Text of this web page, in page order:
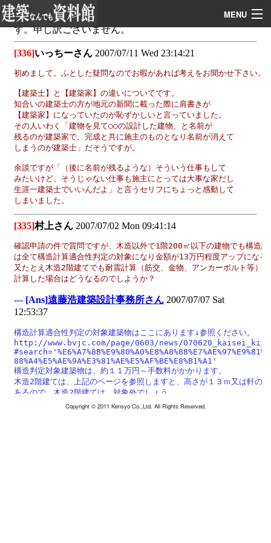
MENU
設計事務所
施工会社
見積フォーラム
情報の広場
ソフト集
関連サイト
Copyright © 2011 Kensyo Co.,Ltd. All Rights Reserved.